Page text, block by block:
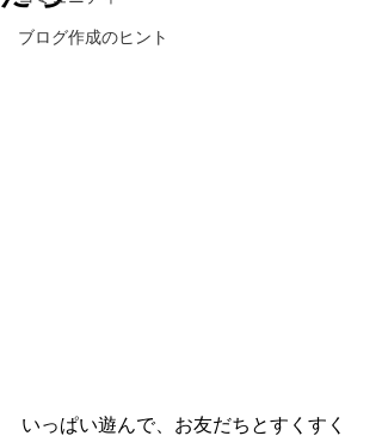
ブログ作成のヒント
いっぱい遊んで、お友だちとすくすく